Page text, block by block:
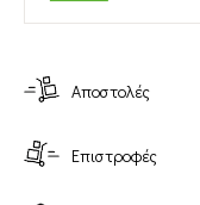
Αποστολές
Επιστροφές